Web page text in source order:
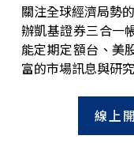
關注全球經濟局勢
辦凱基證券三合一
能定期定額台、美
富的市場訊息與研
線上